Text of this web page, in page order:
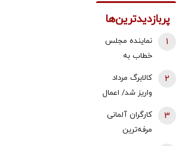
پربازدیدترین‌ها
نماینده مجلس
خطاب به
بقایی: شما
سخنگو
هستید، نه
سخن‌نگو!
1
کالابرگ مرداد
واریز شد/ اعمال
تغییرات جدید
در زمان بندی
2
کارگران آلمانی
مرفه‌ترین
3